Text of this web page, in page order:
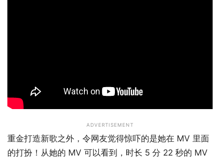
ADVERTISEMENT
重金打造新歌之外，令网友觉得惊吓的是她在 MV 里面
的打扮！从她的 MV 可以看到，时长 5 分 22 秒的 MV